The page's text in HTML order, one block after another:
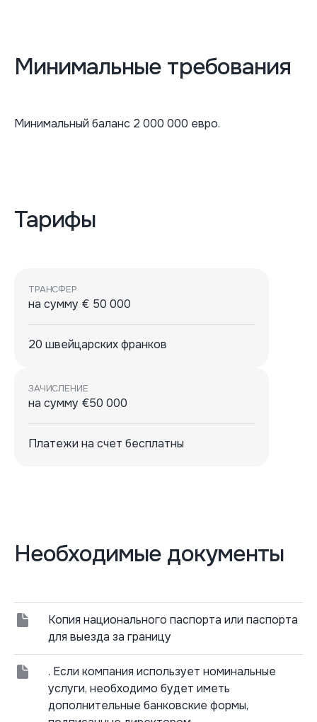
Минимальные требования
Минимальный баланс 2 000 000 евро.
Тарифы
ТРАНСФЕР
на сумму € 50 000
20 швейцарских франков
ЗАЧИСЛЕНИЕ
на сумму €50 000
Платежи на счет бесплатны
Необходимые документы
Копия национального паспорта или паспорта
для выезда за границу
. Если компания использует номинальные
услуги, необходимо будет иметь
дополнительные банковские формы,